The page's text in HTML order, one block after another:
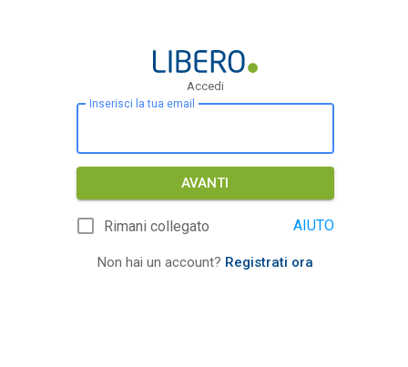
Accedi
Inserisci la tua email
AVANTI
Rimani collegato AIUTO
Non hai un account? Registrati ora